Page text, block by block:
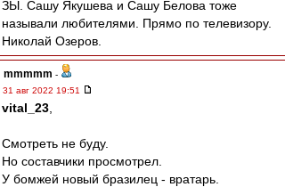
ЗЫ. Сашу Якушева и Сашу Белова тоже
называли любителями. Прямо по телевизору.
Николай Озеров.
mmmmm -
31 авг 2022 19:51
vital_23
Смотреть не буду.
Но составчики просмотрел.
У бомжей новый бразилец - вратарь.